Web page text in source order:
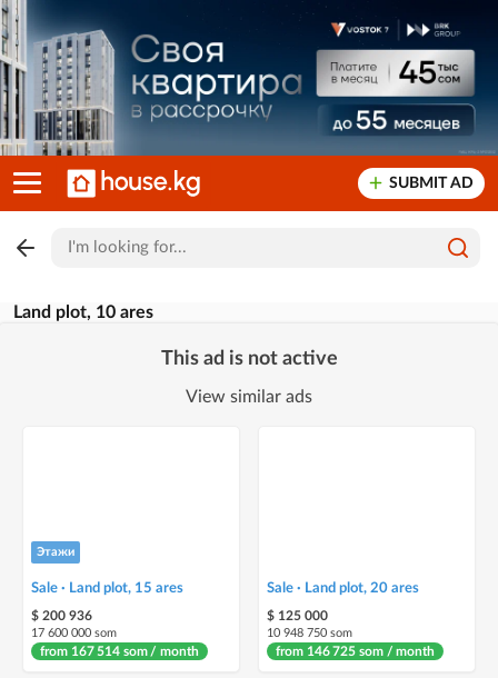
SUBMIT AD
Land plot, 10 ares
This ad is not active
View similar ads
Этажи
Sale · Land plot, 15 ares
$ 200 936
17 600 000 som
from 167 514 som / month
Sale · Land plot, 20 ares
$ 125 000
10 948 750 som
from 146 725 som / month